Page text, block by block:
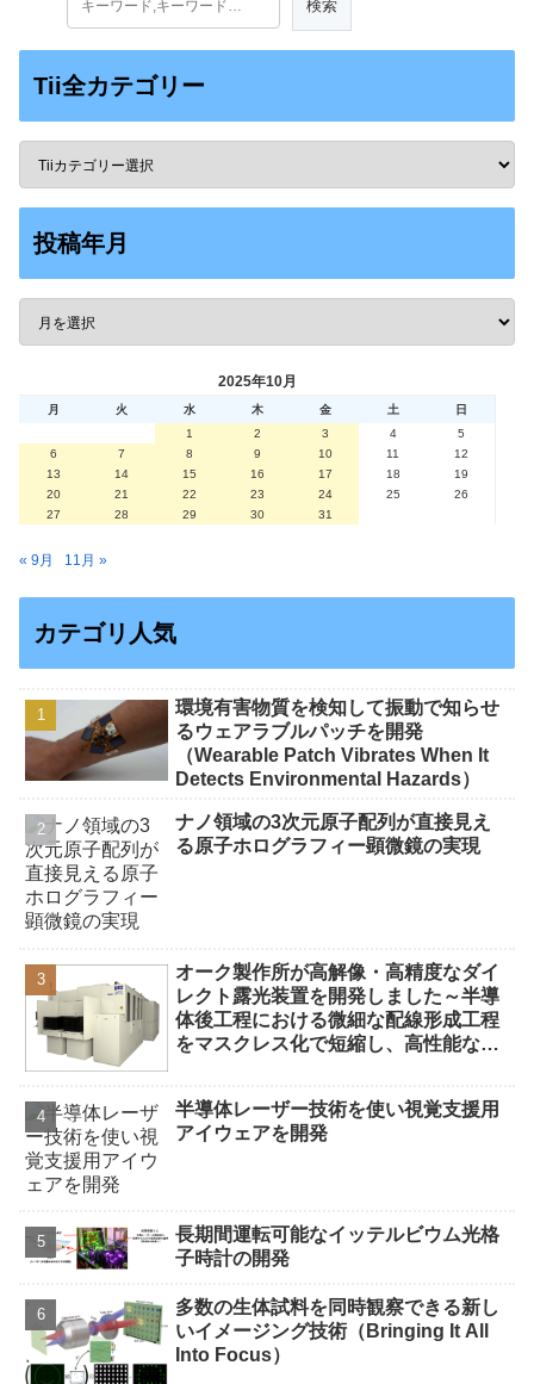
Tii全カテゴリー
投稿年月
2025年10月
月 火 水 木 金 土
日
1
2 3 4
5
6
7 8 9 10 11
12
13
14 15 16 17 18
19
20
21 22 23 24 25
26
27
28 29 30 31
« 9月 11月 »
カテゴリ人気
環境有害物質を検知して振動で知らせ
るウェアラブルパッチを開発
（Wearable Patch Vibrates When It
Detects Environmental Hazards）
ナノ領域の3次元原子配列が直接見え
る原子ホログラフィー顕微鏡の実現
オーク製作所が高解像・高精度なダイ
レクト露光装置を開発しました～半導
体後工程における微細な配線形成工程
をマスクレス化で短縮し、高性能な先
半導体レーザー技術を使い視覚支援用
アイウェアを開発
長期間運転可能なイッテルビウム光格
子時計の開発
多数の生体試料を同時観察できる新し
いイメージング技術（Bringing It All
Into Focus）